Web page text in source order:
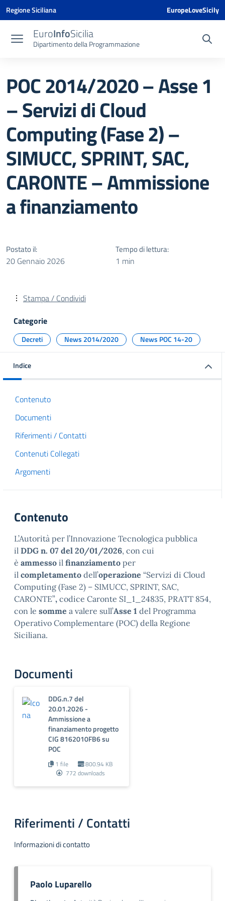
Vai ai contenuti
Vai al menu di navigazione
Vai al footer
Vai al banner delle Cookie Policy
Regione Siciliana EuropeLoveSicily
EuroInfoSicilia
Dipartimento della Programmazione
POC 2014/2020 – Asse 1
– Servizi di Cloud
Computing (Fase 2) –
SIMUCC, SPRINT, SAC,
CARONTE – Ammissione
a finanziamento
Postato il:
20 Gennaio 2026
Tempo di lettura:
1 min
Stampa / Condividi
Categorie
Decreti News 2014/2020 News POC 14-20
Indice
Contenuto
Documenti
Riferimenti / Contatti
Contenuti Collegati
Argomenti
Contenuto
L’Autorità per l’Innovazione Tecnologica pubblica
il DDG n. 07 del 20/01/2026, con cui
è ammesso il finanziamento per
il completamento dell’operazione “Servizi di Cloud
Computing (Fase 2) – SIMUCC, SPRINT, SAC,
CARONTE”, codice Caronte SI_1_24835, PRATT 854,
con le somme a valere sull’Asse 1 del Programma
Operativo Complementare (POC) della Regione
Siciliana.
Documenti
DDG.n.7 del
20.01.2026 -
Ammissione a
finanziamento progetto
CIG 8162010FB6 su
POC
1 file
800.94 KB
772 downloads
Riferimenti / Contatti
Informazioni di contatto
Paolo Luparello